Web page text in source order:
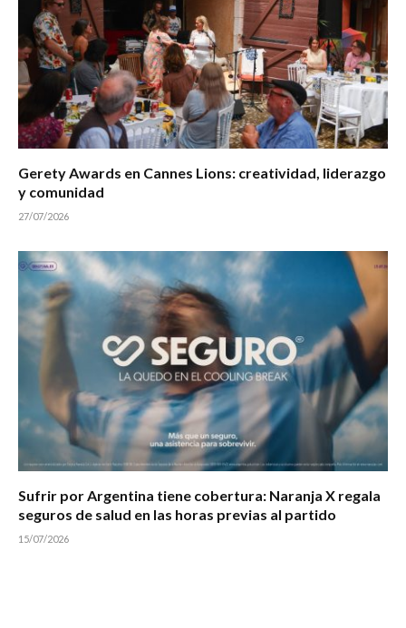
Gerety Awards en Cannes Lions: creatividad, liderazgo
y comunidad
27/07/2026
Sufrir por Argentina tiene cobertura: Naranja X regala
seguros de salud en las horas previas al partido
15/07/2026